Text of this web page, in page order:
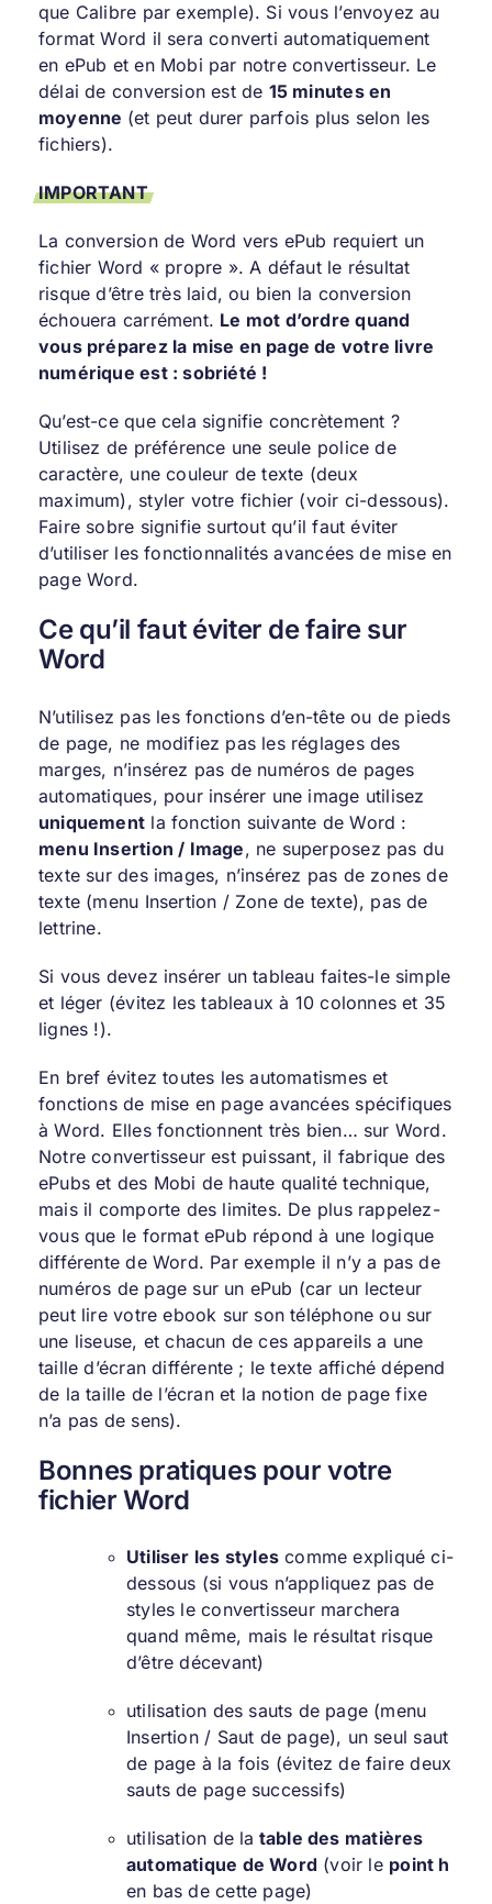
que Calibre par exemple). Si vous l’envoyez au
format Word il sera converti automatiquement
en ePub et en Mobi par notre convertisseur. Le
délai de conversion est de 15 minutes en
moyenne (et peut durer parfois plus selon les
fichiers).
IMPORTANT
La conversion de Word vers ePub requiert un
fichier Word « propre ». A défaut le résultat
risque d’être très laid, ou bien la conversion
échouera carrément. Le mot d’ordre quand
vous préparez la mise en page de votre livre
numérique est : sobriété !
Qu’est-ce que cela signifie concrètement ?
Utilisez de préférence une seule police de
caractère, une couleur de texte (deux
maximum), styler votre fichier (voir ci-dessous).
Faire sobre signifie surtout qu’il faut éviter
d’utiliser les fonctionnalités avancées de mise en
page Word.
Ce qu’il faut éviter de faire sur
Word
N’utilisez pas les fonctions d’en-tête ou de pieds
de page, ne modifiez pas les réglages des
marges, n’insérez pas de numéros de pages
automatiques, pour insérer une image utilisez
uniquement la fonction suivante de Word :
menu Insertion / Image, ne superposez pas du
texte sur des images, n’insérez pas de zones de
texte (menu Insertion / Zone de texte), pas de
lettrine.
Si vous devez insérer un tableau faites-le simple
et léger (évitez les tableaux à 10 colonnes et 35
lignes !).
En bref évitez toutes les automatismes et
fonctions de mise en page avancées spécifiques
à Word. Elles fonctionnent très bien… sur Word.
Notre convertisseur est puissant, il fabrique des
ePubs et des Mobi de haute qualité technique,
mais il comporte des limites. De plus rappelez-
vous que le format ePub répond à une logique
différente de Word. Par exemple il n’y a pas de
numéros de page sur un ePub (car un lecteur
peut lire votre ebook sur son téléphone ou sur
une liseuse, et chacun de ces appareils a une
taille d’écran différente ; le texte affiché dépend
de la taille de l’écran et la notion de page fixe
n’a pas de sens).
Bonnes pratiques pour votre
fichier Word
Utiliser les stylescomme expliqué ci-
dessous (si vous n’appliquez pas de
styles le convertisseur marchera
quand même, mais le résultat risque
d’être décevant)
utilisation des sauts de page (menu
Insertion / Saut de page), un seul saut
de page à la fois (évitez de faire deux
sauts de page successifs)
utilisation de la table des matières
automatique de Word (voir le point h
en bas de cette page)